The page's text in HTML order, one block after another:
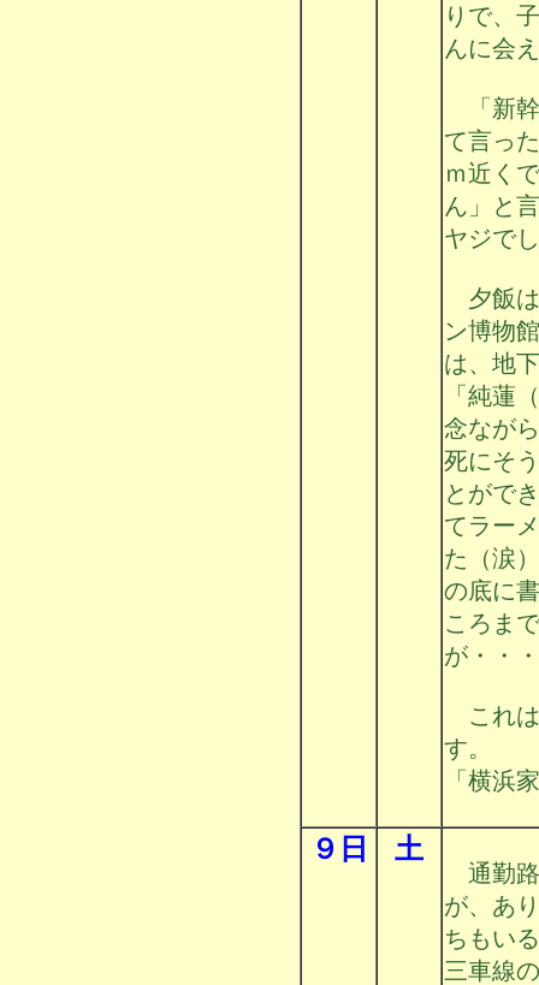
りで、
んに会
「新幹
て言っ
ｍ近く
ん」と
ヤジで
夕飯は
ン博物
は、地
「純蓮
念なが
死にそ
とがで
てラー
た（涙
の底に
ころま
が・・
これは
す。
「横浜
９日 土
通勤路
が、あ
ちもい
三車線